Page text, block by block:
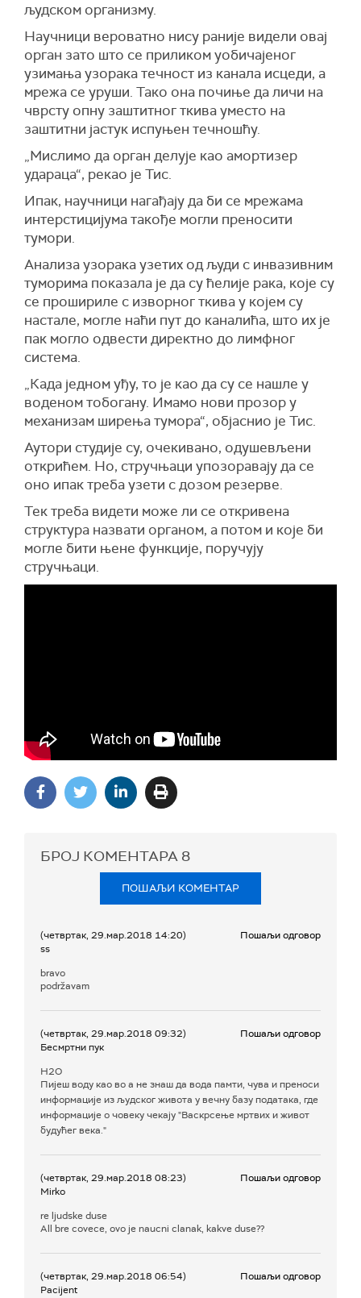
људском организму.
Научници вероватно нису раније видели овај
орган зато што се приликом уобичајеног
узимања узорака течност из канала исцеди, а
мрежа се уруши. Тако она почиње да личи на
чврсту опну заштитног ткива уместо на
заштитни јастук испуњен течношћу.
„Мислимо да орган делује као амортизер
удараца“, рекао је Тис.
Ипак, научници нагађају да би се мрежама
интерстицијума такође могли преносити
тумори.
Анализа узорака узетих од људи с инвазивним
туморима показала је да су ћелије рака, које су
се прошириле с изворног ткива у којем су
настале, могле наћи пут до каналића, што их је
пак могло одвести директно до лимфног
система.
„Када једном уђу, то је као да су се нашле у
воденом тобогану. Имамо нови прозор у
механизам ширења тумора“, објаснио је Тис.
Аутори студије су, очекивано, одушевљени
открићем. Но, стручњаци упозоравају да се
оно ипак треба узети с дозом резерве.
Тек треба видети може ли се откривена
структура назвати органом, а потом и које би
могле бити њене функције, поручују
стручњаци.
БРОЈ КОМЕНТАРА 8
ПОШАЉИ КОМЕНТАР
(четвртак, 29.мар.2018 14:20)
ss
Пошаљи одговор
bravo
podržavam
(четвртак, 29.мар.2018 09:32)
Бесмртни пук
Пошаљи одговор
H2O
Пијеш воду као во а не знаш да вода памти, чува и преноси
информације из људског живота у вечну базу података, где
информације о човеку чекају "Васкрсење мртвих и живот
будућег века."
(четвртак, 29.мар.2018 08:23)
Mirko
Пошаљи одговор
re ljudske duse
All bre covece, ovo je naucni clanak, kakve duse??
(четвртак, 29.мар.2018 06:54)
Pacijent
Пошаљи одговор